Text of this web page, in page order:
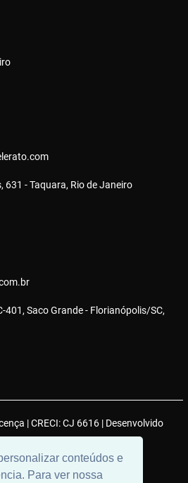
conteúdos e
Para ver nossa
631 - Taquara, Rio de Janeiro
401, Saco Grande - Florianópolis/SC,
| CRECI: CJ 6616 | Desenvolvido